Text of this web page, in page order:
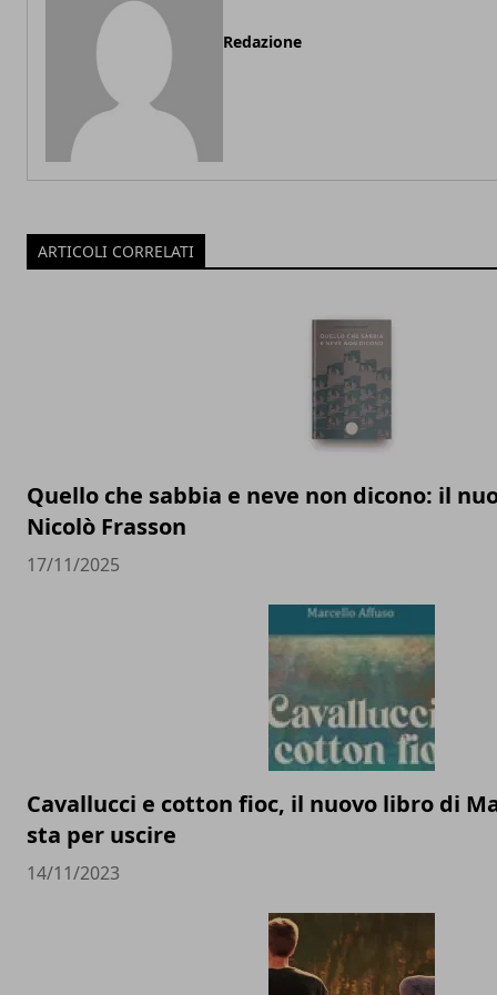
Redazione
ARTICOLI CORRELATI
Quello che sabbia e neve non dicono: il
Nicolò Frasson
17/11/2025
Cavallucci e cotton fioc, il nuovo libro di
sta per uscire
14/11/2023